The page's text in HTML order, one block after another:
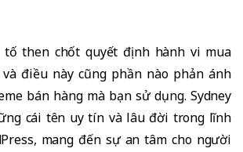
then chốt quyết định hành vi mua
điều này cũng phần nào phản ánh
bán hàng mà bạn sử dụng. Sydney
cái tên uy tín và lâu đời trong lĩnh
mang đến sự an tâm cho người